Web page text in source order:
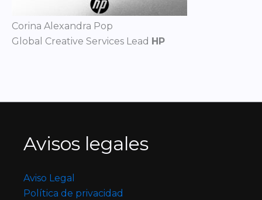
Corina Alexandra Pop
Global Creative Services Lead HP
Avisos legales
Aviso Legal
Política de privacidad